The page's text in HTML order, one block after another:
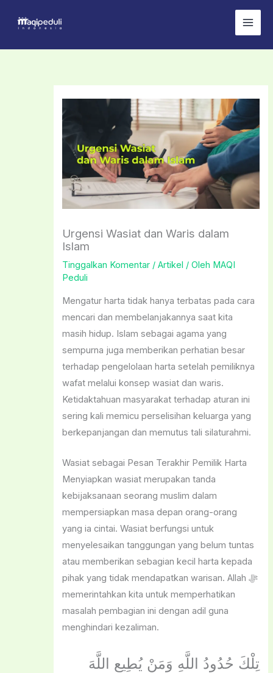
Urgensi Wasiat dan Waris dalam
Islam
Tinggalkan Komentar /Artikel / Oleh MAQI
Peduli
Mengatur harta tidak hanya terbatas pada cara
mencari dan membelanjakannya saat kita
masih hidup. Islam sebagai agama yang
sempurna juga memberikan perhatian besar
terhadap pengelolaan harta setelah pemiliknya
wafat melalui konsep wasiat dan waris.
Ketidaktahuan masyarakat terhadap aturan ini
sering kali memicu perselisihan keluarga yang
berkepanjangan dan memutus tali silaturahmi.
Wasiat sebagai Pesan Terakhir Pemilik Harta
Menyiapkan wasiat merupakan tanda
kebijaksanaan seorang muslim dalam
mempersiapkan masa depan orang-orang
yang ia cintai. Wasiat berfungsi untuk
menyelesaikan tanggungan yang belum tuntas
atau memberikan sebagian kecil harta kepada
pihak yang tidak mendapatkan warisan. Allah ﷻ
memerintahkan kita untuk memperhatikan
masalah pembagian ini dengan adil guna
menghindari kezaliman.
تِلْكَ حُدُودُ اللَّهِ وَمَنْ يُطِيعِ اللَّهَ